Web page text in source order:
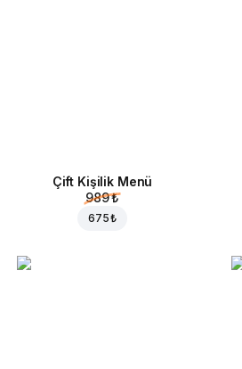
Çift Kişilik Menü
989 ₺
675 ₺